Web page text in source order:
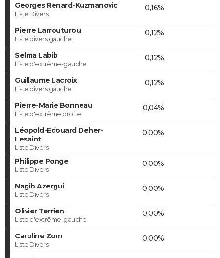
Georges Renard-Kuzmanovic
Liste Divers
0,16%
Pierre Larrouturou
Liste divers gauche
0,12%
Selma Labib
Liste d'extrême-gauche
0,12%
Guillaume Lacroix
Liste divers gauche
0,12%
Pierre-Marie Bonneau
Liste d'extrême droite
0,04%
Léopold-Edouard Deher-
Lesaint
Liste Divers
0,00%
Philippe Ponge
Liste Divers
0,00%
Nagib Azergui
Liste Divers
0,00%
Olivier Terrien
Liste d'extrême-gauche
0,00%
Caroline Zorn
Liste Divers
0,00%